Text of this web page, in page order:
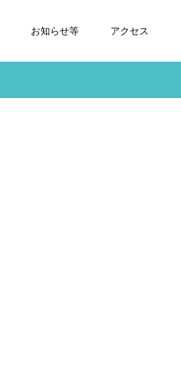
お知らせ等 アクセス